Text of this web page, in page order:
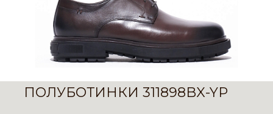
ПОЛУБОТИНКИ 311898BX-YP